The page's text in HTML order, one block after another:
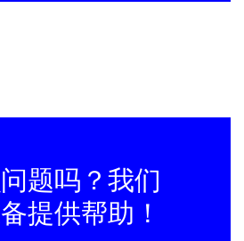
题吗？我们
提供帮助！